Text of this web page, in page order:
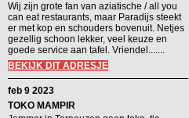
Wij zijn grote fan van aziatische / all you
can eat restaurants, maar Paradijs steekt
er met kop en schouders bovenuit. Netjes
gezellig schoon lekker, veel keuze en
goede service aan tafel. Vriendel.......
BEKIJK DIT ADRESJE
feb 9 2023
TOKO MAMPIR